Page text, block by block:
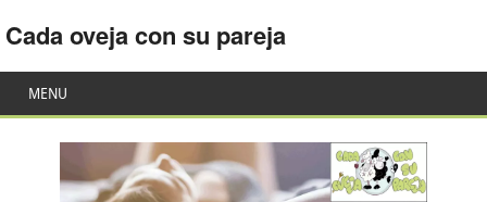
Cada oveja con su pareja
MENU